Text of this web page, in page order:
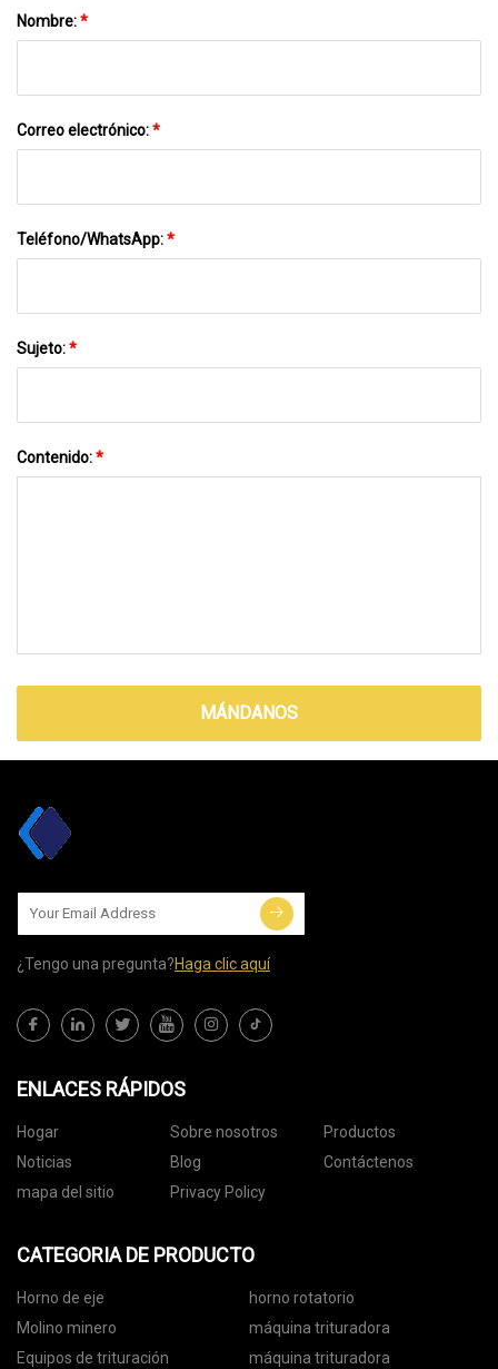
Nombre:*
Correo electrónico:*
Teléfono/WhatsApp:*
Sujeto:*
Contenido:*
MÁNDANOS
¿Tengo una pregunta?Haga clic aquí
ENLACES RÁPIDOS
Hogar Sobre nosotros
Productos
Noticias
Blog
Contáctenos
mapa del sitio
Privacy Policy
CATEGORIA DE PRODUCTO
Horno de eje
horno rotatorio
Molino minero
máquina trituradora
Equipos de trituración
máquina trituradora